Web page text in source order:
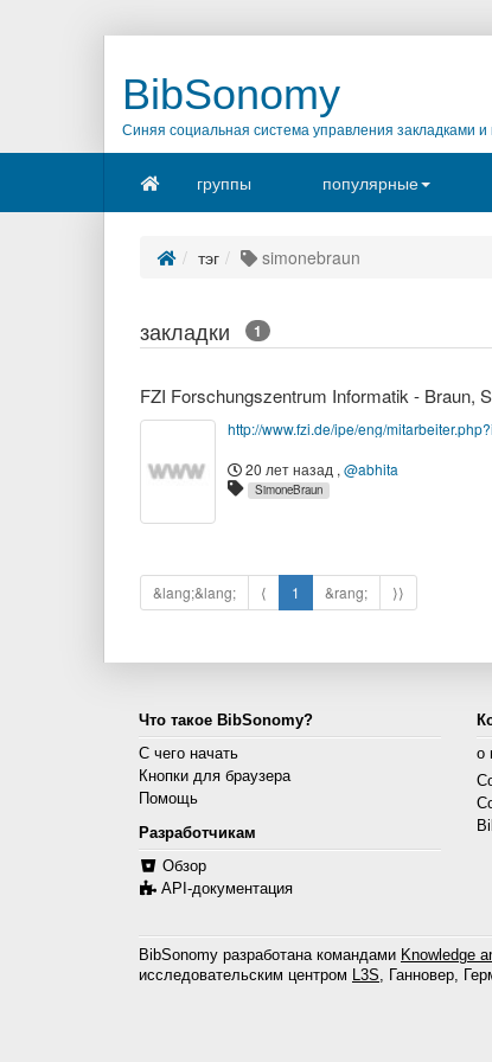
BibSonomy
Синяя социальная система управления закладками и
группы популярные
тэг simonebraun
закладки 1
FZI Forschungszentrum Informatik - Braun,
http://www.fzi.de/ipe/eng/
20 лет назад , @abhita
SimoneBraun
&lang;&lang; ⟨ 1 &rang; ⟩⟩
Что такое BibSonomy?
С чего начать
Кнопки для браузера
Помощь
Разработчикам
Обзор
API-документация
о
BibSonomy разработана командами Knowledge
исследовательским центром L3S, Ганновер,